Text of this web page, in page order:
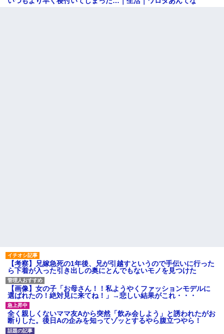
【考察】兄嫁急死の1年後、兄が引越すというので手伝いに行った
ら下着が入った引き出しの奥にとんでもないモノを見つけた
【画像】女の子「お母さん！！私ようやくファッションモデルに
選ばれたの！絶対見に来てね！」→悲しい結果がこれ・・・
全く親しくないママ友Aから突然「飲み会しよう」と誘われたがお
断りした。後日Aの企みを知ってゾッとするやら腹立つやら！